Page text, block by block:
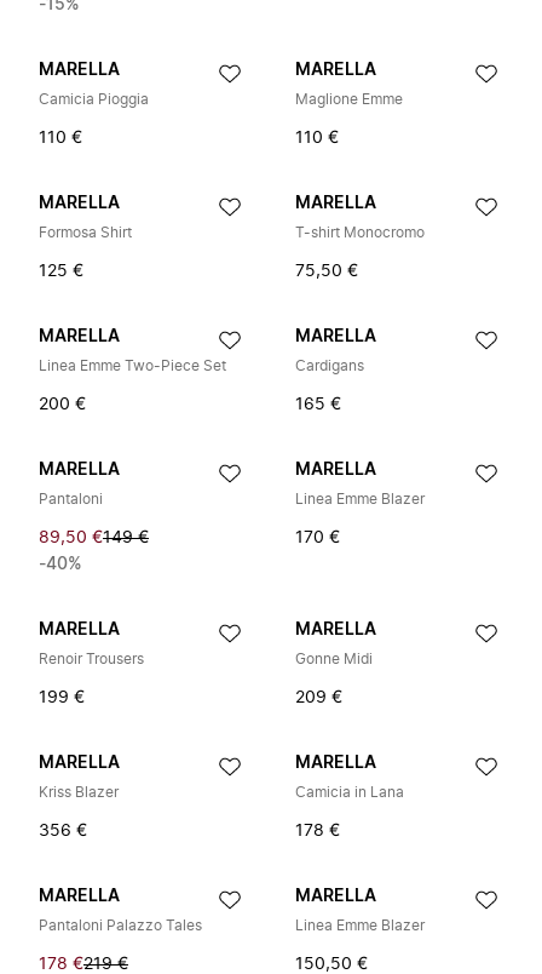
-15%
MARELLA
Camicia Pioggia
110 €
MARELLA
Maglione Emme
110 €
MARELLA
Formosa Shirt
125 €
MARELLA
T-shirt Monocromo
75,50 €
MARELLA
Linea Emme Two-Piece Set
200 €
MARELLA
Cardigans
165 €
MARELLA
Pantaloni
89,50 €149 €
-40%
MARELLA
Linea Emme Blazer
170 €
MARELLA
Renoir Trousers
199 €
MARELLA
Gonne Midi
209 €
MARELLA
Kriss Blazer
356 €
MARELLA
Camicia in Lana
178 €
MARELLA
Pantaloni Palazzo Tales
178 €219 €
MARELLA
Linea Emme Blazer
150,50 €